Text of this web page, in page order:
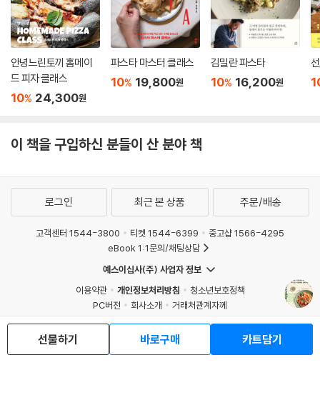
안녕느린토끼 홈메이
드 피자 클래스
10% 24,300원
파스타 마스터 클래스
10% 19,800원
김밀란 파스타
10% 16,200원
이 책을 구입하신 분들이 산 분야 책
선물하기 바로구매 카트담기
로그인 최근 본 상품 주문/배송
고객센터 1544-3800 티켓 1544-6399
중고샵 1566-4295
eBook 1:1문의/채팅상담
예스이십사(주) 사업자 정보
이용약관
개인정보처리방침
청소년보호정책
PC버전
회사소개
거래처관계자께
Copyright © YES24 Corp. All Rights Reserved.
MATOM8